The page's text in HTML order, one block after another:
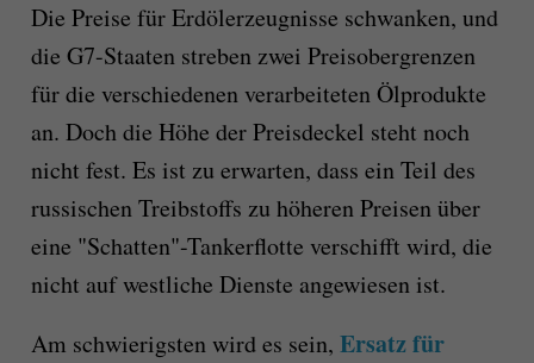
Die Preise für Erdölerzeugnisse schwanken, und
die G7-Staaten streben zwei Preisobergrenzen
für die verschiedenen verarbeiteten Ölprodukte
an. Doch die Höhe der Preisdeckel steht noch
nicht fest. Es ist zu erwarten, dass ein Teil des
russischen Treibstoffs zu höheren Preisen über
eine "Schatten"-Tankerflotte verschifft wird, die
nicht auf westliche Dienste angewiesen ist.
Am schwierigsten wird es sein, Ersatz für